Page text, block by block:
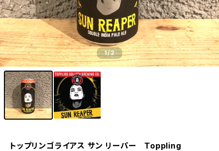
1/2
トップリンゴライアス サン リーパー Toppling